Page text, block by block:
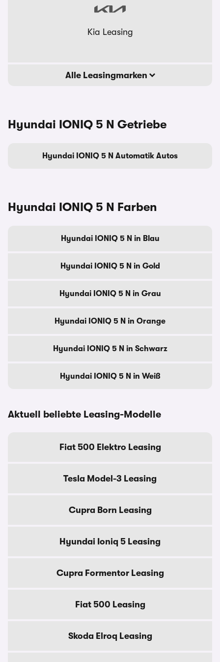
Kia Leasing
Alle Leasingmarken
Hyundai IONIQ 5 N Getriebe
Hyundai IONIQ 5 N Automatik Autos
Hyundai IONIQ 5 N Farben
Hyundai IONIQ 5 N in Blau
Hyundai IONIQ 5 N in Gold
Hyundai IONIQ 5 N in Grau
Hyundai IONIQ 5 N in Orange
Hyundai IONIQ 5 N in Schwarz
Hyundai IONIQ 5 N in Weiß
Aktuell beliebte Leasing-Modelle
Fiat 500 Elektro Leasing
Tesla Model-3 Leasing
Cupra Born Leasing
Hyundai Ioniq 5 Leasing
Cupra Formentor Leasing
Fiat 500 Leasing
Skoda Elroq Leasing